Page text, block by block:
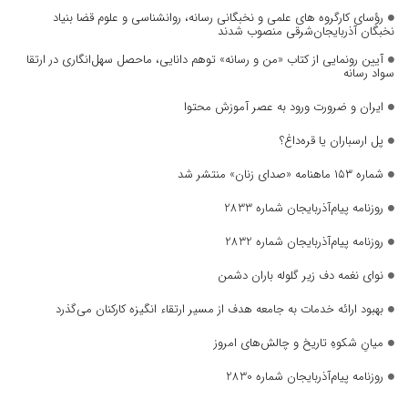
رؤسای کارگروه های علمی و نخبگانی رسانه، روانشناسی و علوم قضا بنیاد
نخبگان آذربایجان‌شرقی منصوب شدند
آیین رونمایی از کتاب «من و رسانه» توهم دانایی، ماحصل سهل‌انگاری در ارتقا
سواد رسانه
ایران و ضرورت ورود به عصر آموزش محتوا
پل ارسباران یا قره‌داغ؟
شماره ۱۵۳ ماهنامه «صدای زنان» منتشر شد
روزنامه پیام‌آذربایجان شماره 2833
روزنامه پیام‌آذربایجان شماره 2832
نوای نغمه دف زیر گلوله باران دشمن
بهبود ارائه خدمات به جامعه هدف از مسیر ارتقاء انگیزه کارکنان می‌گذرد
میانِ شکوهِ تاریخ و چالش‌های امروز
روزنامه پیام‌آذربایجان شماره 2830